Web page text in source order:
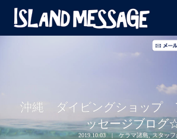
沖縄 ダイビングショップ
ッセージブログ
2019.10.03 ケラマ諸島,スタッフ